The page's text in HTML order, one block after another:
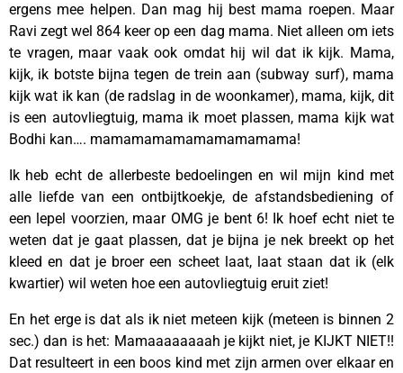
ergens mee helpen. Dan mag hij best mama roepen. Maar
Ravi zegt wel 864 keer op een dag mama. Niet alleen om iets
te vragen, maar vaak ook omdat hij wil dat ik kijk. Mama,
kijk, ik botste bijna tegen de trein aan (subway surf), mama
kijk wat ik kan (de radslag in de woonkamer), mama, kijk, dit
is een autovliegtuig, mama ik moet plassen, mama kijk wat
Bodhi kan…. mamamamamamamamamama!
Ik heb echt de allerbeste bedoelingen en wil mijn kind met
alle liefde van een ontbijtkoekje, de afstandsbediening of
een lepel voorzien, maar OMG je bent 6! Ik hoef echt niet te
weten dat je gaat plassen, dat je bijna je nek breekt op het
kleed en dat je broer een scheet laat, laat staan dat ik (elk
kwartier) wil weten hoe een autovliegtuig eruit ziet!
En het erge is dat als ik niet meteen kijk (meteen is binnen 2
sec.) dan is het: Mamaaaaaaaah je kijkt niet, je KIJKT NIET!!
Dat resulteert in een boos kind met zijn armen over elkaar en